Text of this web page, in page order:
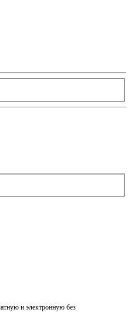
и электронную без